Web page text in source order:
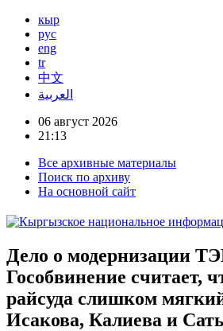
кыр
рус
eng
tr
中文
العربية
06 август 2026
21:13
Все архивные материалы
Поиск по архиву
На основной сайт
Дело о модернизации
Гособвинение считает,
райсуда слишком
Исакова, Калиева и